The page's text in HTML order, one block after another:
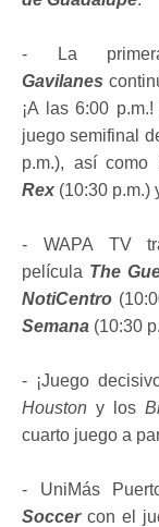
- La
Gavilanes
¡A las 6:00
juego semifinal
p.m.), así como
Rex (10:30 p.m.)
- WAPA TV
película The
NotiCentro
Semana (10:30
- ¡Juego
Houstony los
cuarto juego a
- UniMás
Soccercon el